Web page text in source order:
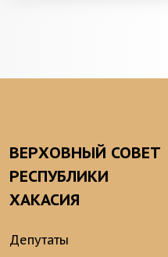
ВЕРХОВНЫЙ СОВЕТ
РЕСПУБЛИКИ
ХАКАСИЯ
Депутаты